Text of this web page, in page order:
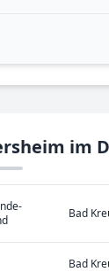
im
Bad
Bad